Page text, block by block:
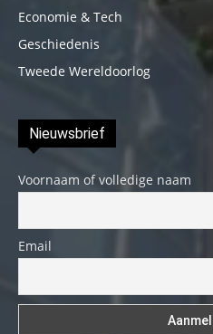
Economie & Tech
Geschiedenis
Tweede Wereldoorlog
Nieuwsbrief
Voornaam of volledige naam
Email